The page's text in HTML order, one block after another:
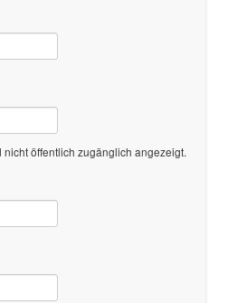
öffentlich zugänglich angezeigt.